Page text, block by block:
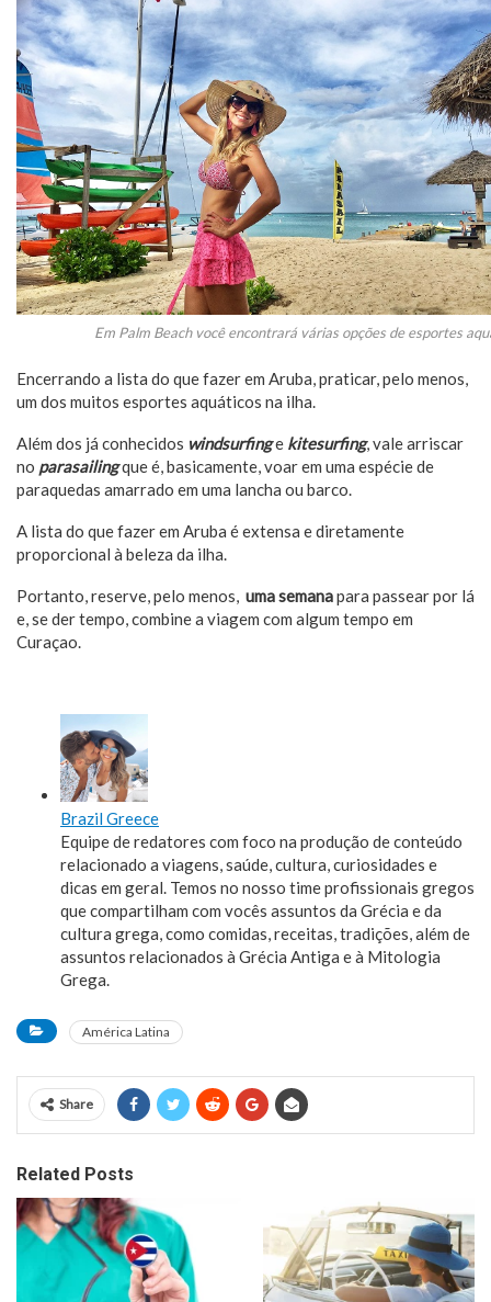
Em Palm Beach você encontrará várias opções de esportes
Encerrando a lista do que fazer em Aruba, praticar, pelo menos,
um dos muitos esportes aquáticos na ilha.
Além dos já conhecidos windsurfinge kitesurfing, vale arriscar
no parasailingque é, basicamente, voar em uma espécie de
paraquedas amarrado em uma lancha ou barco.
A lista do que fazer em Aruba é extensa e diretamente
proporcional à beleza da ilha.
Portanto, reserve, pelo menos, uma semanapara passear por lá
e, se der tempo, combine a viagem com algum tempo em
Curaçao.
Brazil Greece
Equipe de redatores com foco na produção de conteúdo
relacionado a viagens, saúde, cultura, curiosidades e
dicas em geral. Temos no nosso time profissionais gregos
que compartilham com vocês assuntos da Grécia e da
cultura grega, como comidas, receitas, tradições, além de
assuntos relacionados à Grécia Antiga e à Mitologia
Grega.
América Latina
Share
Related Posts